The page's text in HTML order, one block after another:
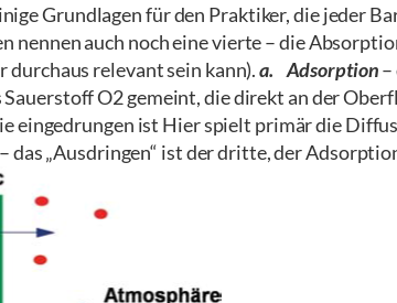
Grundlagen für den Praktiker, die jeder
auch noch eine vierte – die
durchaus relevant sein kann).a. Adsorption–
O2 gemeint, die direkt an der
eingedrungen ist Hier spielt primär die
das „Ausdringen“ ist der dritte, der